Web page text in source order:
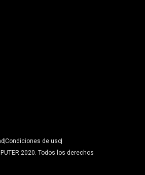
Condiciones de uso
2020. Todos los derechos